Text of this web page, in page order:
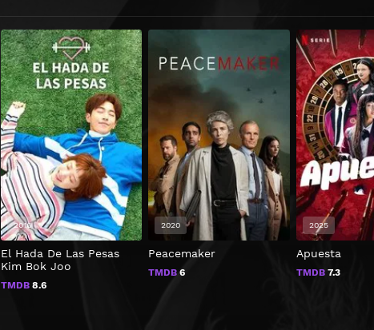
El Hada De Las Pesas
Kim Bok Joo
TMDB8.6
2016
Peacemaker
TMDB 6
2020
Apuesta
TMDB7.3
2025